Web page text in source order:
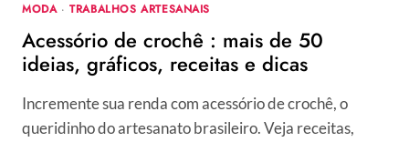
MODA·TRABALHOS ARTESANAIS
Acessório de crochê : mais de 50
ideias, gráficos, receitas e dicas
Incremente sua renda com acessório de crochê, o
queridinho do artesanato brasileiro. Veja receitas,